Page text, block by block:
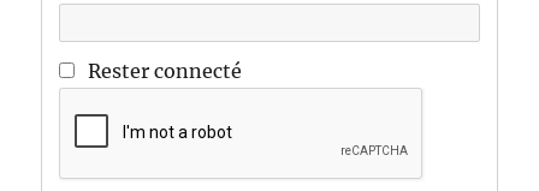
Rester connecté